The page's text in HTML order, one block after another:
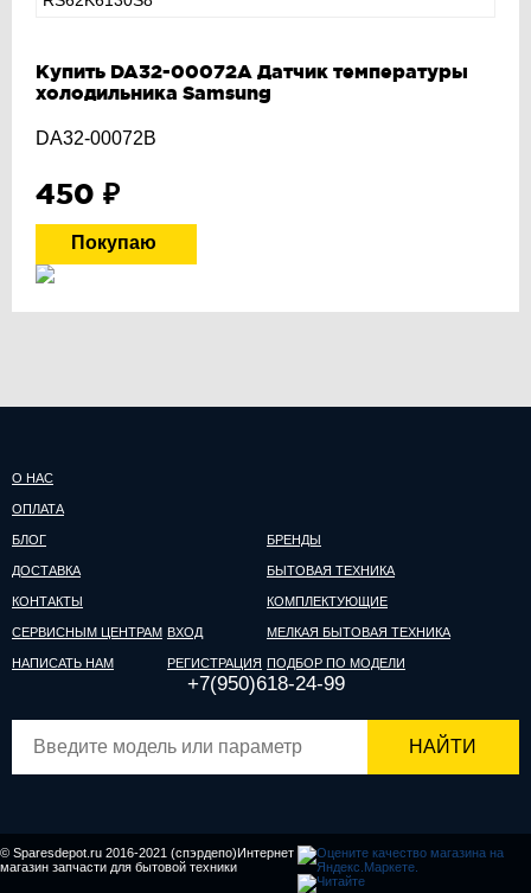
Купить DA32-00072A Датчик температуры
холодильника Samsung
DA32-00072B
450 ₽
О НАС
ОПЛАТА
БЛОГ
ДОСТАВКА
КОНТАКТЫ
СЕРВИСНЫМ ЦЕНТРАМ
НАПИСАТЬ НАМ
ВХОД
РЕГИСТРАЦИЯ
БРЕНДЫ
БЫТОВАЯ ТЕХНИКА
КОМПЛЕКТУЮЩИЕ
МЕЛКАЯ БЫТОВАЯ ТЕХНИКА
ПОДБОР ПО МОДЕЛИ
+7(950)618-24-99
НАЙТИ
© Sparesdepot.ru 2016-2021 (спэрдепо)Интернет
магазин запчасти для бытовой техники